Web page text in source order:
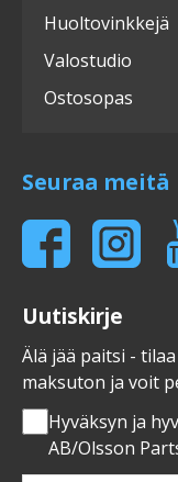
Huoltovinkkejä
Valostudio
Ostosopas
Seuraa meitä
Uutiskirje
Älä jää paitsi -
maksuton ja voit
Hyväksyn ja
AB/Olsson